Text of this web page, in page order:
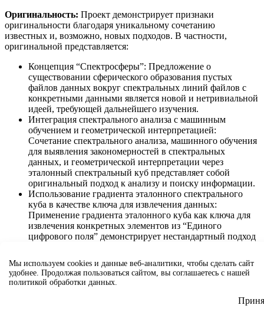
Оригинальность: Проект демонстрирует признаки
оригинальности благодаря уникальному сочетанию
известных и, возможно, новых подходов. В частности,
оригинальной представляется:
Концепция “Спектросферы”: Предложение о
существовании сферического образования пустых
файлов данных вокруг спектральных линий файлов с
конкретными данными является новой и нетривиальной
идеей, требующей дальнейшего изучения.
Интеграция спектрального анализа с машинным
обучением и геометрической интерпретацией:
Сочетание спектрального анализа, машинного обучения
для выявления закономерностей в спектральных
данных, и геометрической интерпретации через
эталонный спектральный куб представляет собой
оригинальный подход к анализу и поиску информации.
Использование градиента эталонного спектрального
куба в качестве ключа для извлечения данных:
Применение градиента эталонного куба как ключа для
извлечения конкретных элементов из “Единого
цифрового поля” демонстрирует нестандартный подход
Новизна: Проект обладает элементами новизны, которые
заключаются в следующем:
Возможное открытие “Спектросферы”: Обнаружение и
описание феномена “Спектросферы” (если подтвердится
Мы используем cookies и данные веб-аналитики, чтобы сделать сайт
удобнее. Продолжая пользоваться сайтом, вы соглашаетесь с нашей
политикой обработки данных.